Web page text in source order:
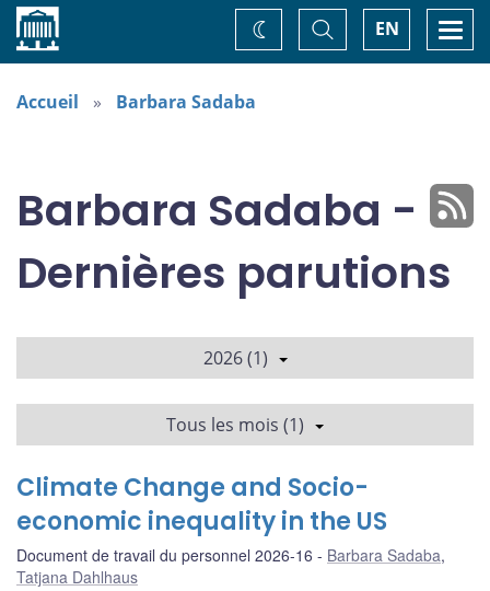
Accueil EN
Basculer
la
recherche
Changez
de
Accueil Barbara Sadaba
Barbara Sadaba -
Dernières parutions
2026 (1)
Tous les mois (1)
Climate Change and Socio-
economic inequality in the US
Document de travail du personnel 2026-16 Barbara Sadaba,
Tatjana Dahlhaus